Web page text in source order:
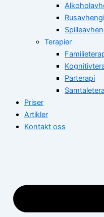
Terapier
Parterapi
Priser
Artikler
Kontakt oss